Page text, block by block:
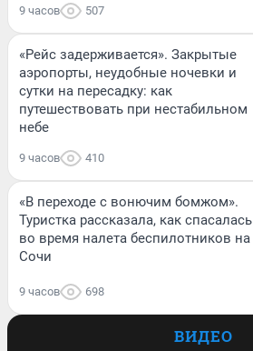
9 часов 507
«Рейс задерживается». Закрытые
аэропорты, неудобные ночевки и
сутки на пересадку: как
путешествовать при нестабильном
небе
9 часов 410
«В переходе с вонючим бомжом».
Туристка рассказала, как спасалась
во время налета беспилотников на
Сочи
9 часов 698
ВИДЕО